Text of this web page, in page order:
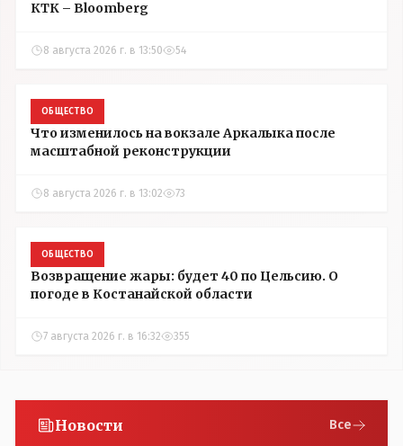
КТК – Bloomberg
8 августа 2026 г. в 13:50 54
ОБЩЕСТВО
Что изменилось на вокзале Аркалыка после
масштабной реконструкции
8 августа 2026 г. в 13:02 73
ОБЩЕСТВО
Возвращение жары: будет 40 по Цельсию. О
погоде в Костанайской области
7 августа 2026 г. в 16:32 355
Новости Все